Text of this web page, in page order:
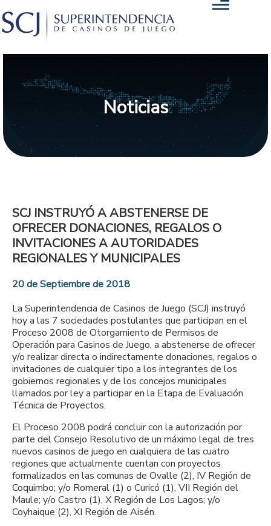
Noticias
SCJ INSTRUYÓ A ABSTENERSE DE
OFRECER DONACIONES, REGALOS O
INVITACIONES A AUTORIDADES
REGIONALES Y MUNICIPALES
20 de Septiembre de 2018
La Superintendencia de Casinos de Juego (SCJ) instruyó
hoy a las 7 sociedades postulantes que participan en el
Proceso 2008 de Otorgamiento de Permisos de
Operación para Casinos de Juego, a abstenerse de ofrecer
y/o realizar directa o indirectamente donaciones, regalos o
invitaciones de cualquier tipo a los integrantes de los
gobiernos regionales y de los concejos municipales
llamados por ley a participar en la Etapa de Evaluación
Técnica de Proyectos.
El Proceso 2008 podrá concluir con la autorización por
parte del Consejo Resolutivo de un máximo legal de tres
nuevos casinos de juego en cualquiera de las cuatro
regiones que actualmente cuentan con proyectos
formalizados en las comunas de Ovalle (2), IV Región de
Coquimbo; y/o Romeral (1) o Curicó (1), VII Región del
Maule; y/o Castro (1), X Región de Los Lagos; y/o
Coyhaique (2), XI Región de Aisén.